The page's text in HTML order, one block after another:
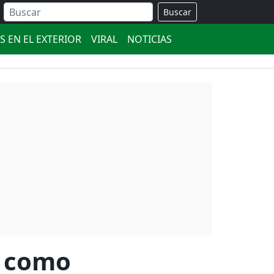
Buscar
EN EL EXTERIOR VIRAL NOTICIAS